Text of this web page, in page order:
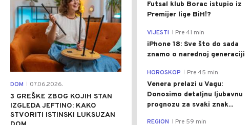
DOM 07.06.2026.
3 GREŠKE ZBOG KOJIH STAN
IZGLEDA JEFTINO: KAKO
STVORITI ISTINSKI LUKSUZAN
Futsal klub Borac istupio iz
Premijer lige BiH!?
VIJESTI Pre 41 min
iPhone 18: Sve što do sada
znamo o narednoj generaciji
HOROSKOP Pre 45 min
Venera prelazi u Vagu:
Donosimo detaljnu ljubavnu
prognozu za svaki znak...
REGION Pre 59 min